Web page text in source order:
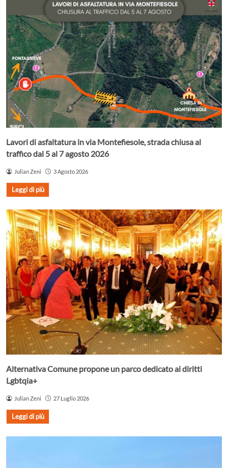
Lavori di asfaltatura in via Montefiesole, strada chiusa al
traffico dal 5 al 7 agosto 2026
Julian Zeni 3 Agosto 2026
Leggi di più
Alternativa Comune propone un parco dedicato ai diritti
Lgbtqia+
Julian Zeni 27 Luglio 2026
Leggi di più